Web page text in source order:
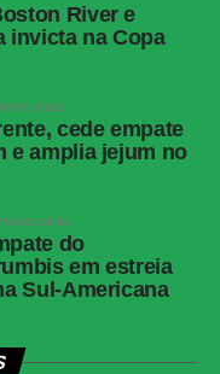
River e
invicta na Copa
atrás
cede empate
e amplia jejum no
atrás
do
em estreia
Sul-Americana